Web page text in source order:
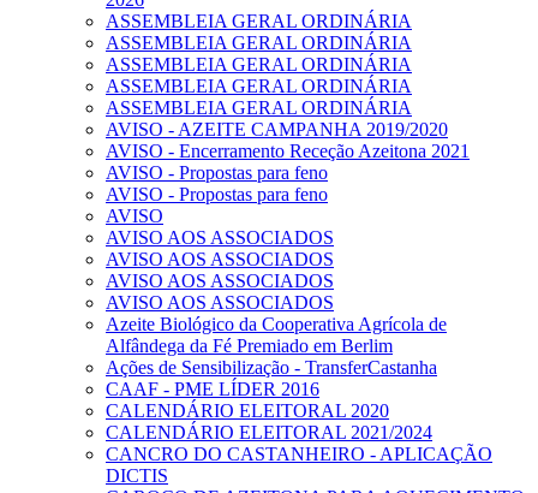
ASSEMBLEIA GERAL ORDINÁRIA
ASSEMBLEIA GERAL ORDINÁRIA
ASSEMBLEIA GERAL ORDINÁRIA
ASSEMBLEIA GERAL ORDINÁRIA
ASSEMBLEIA GERAL ORDINÁRIA
AVISO - AZEITE CAMPANHA 2019/2020
AVISO - Encerramento Receção Azeitona 2021
AVISO - Propostas para feno
AVISO - Propostas para feno
AVISO
AVISO AOS ASSOCIADOS
AVISO AOS ASSOCIADOS
AVISO AOS ASSOCIADOS
AVISO AOS ASSOCIADOS
Azeite Biológico da Cooperativa Agrícola de
Alfândega da Fé Premiado em Berlim
Ações de Sensibilização - TransferCastanha
CAAF - PME LÍDER 2016
CALENDÁRIO ELEITORAL 2020
CALENDÁRIO ELEITORAL 2021/2024
CANCRO DO CASTANHEIRO - APLICAÇÃO
DICTIS